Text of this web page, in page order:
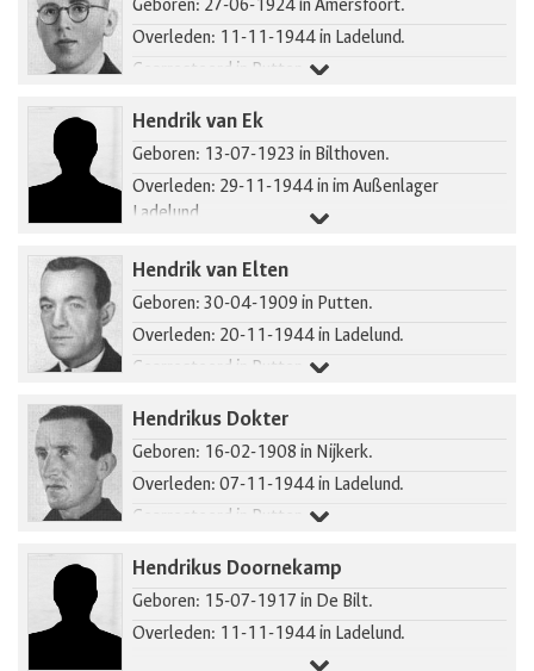
Geboren: 27-06-1924 in Amersfoort.
Overleden: 11-11-1944 in Ladelund.
Gearresteerd in Putten.
Hendrik van Ek
Geboren: 13-07-1923 in Bilthoven.
Overleden: 29-11-1944 in im Außenlager
Ladelund.
Hendrik van Elten
Geboren: 30-04-1909 in Putten.
Overleden: 20-11-1944 in Ladelund.
Gearresteerd in Putten.
Hendrikus Dokter
Geboren: 16-02-1908 in Nijkerk.
Overleden: 07-11-1944 in Ladelund.
Gearresteerd in Putten.
Hendrikus Doornekamp
Geboren: 15-07-1917 in De Bilt.
Overleden: 11-11-1944 in Ladelund.